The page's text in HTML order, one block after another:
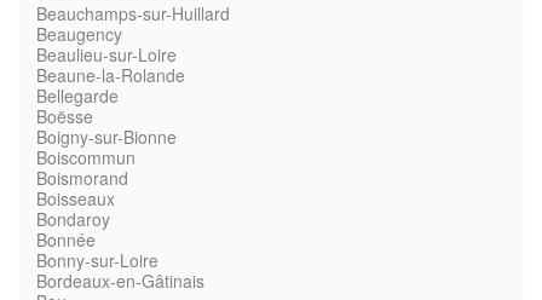
Beauchamps-sur-Huillard
Beaugency
Beaulieu-sur-Loire
Beaune-la-Rolande
Bellegarde
Boësse
Boigny-sur-Bionne
Boiscommun
Boismorand
Boisseaux
Bondaroy
Bonnée
Bonny-sur-Loire
Bordeaux-en-Gâtinais